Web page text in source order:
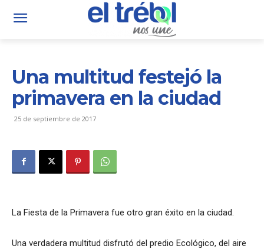
Una multitud festejó la
primavera en la ciudad
25 de septiembre de 2017
La Fiesta de la Primavera fue otro gran éxito en la ciudad.
Una verdadera multitud disfrutó del predio Ecológico, del aire